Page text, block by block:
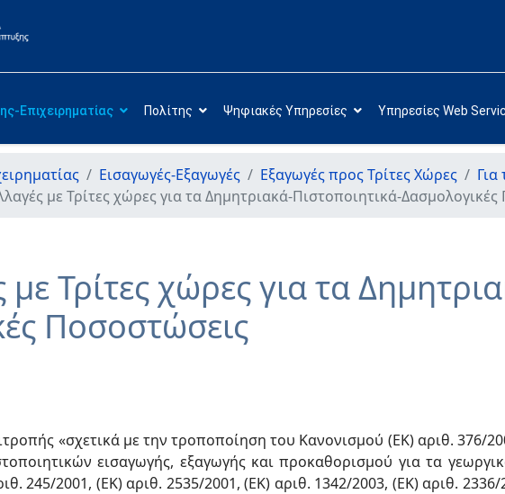
Επιχειρηματίας Πολίτης Ψηφιακές Υπηρεσίες Υπηρεσίες Web
Εισαγωγές-Εξαγωγές Εξαγωγές προς Τρίτες Χώρες
με Τρίτες χώρες για τα Δημητριακά-Πιστοποιητικά-
Τρίτες χώρες για τα
Ποσοστώσεις
«σχετικά με την τροποποίηση του Κανονισμού (ΕΚ) αριθ. 376/
εισαγωγής, εξαγωγής και προκαθορισμού για τα
245/2001, (ΕΚ) αριθ. 2535/2001, (ΕΚ) αριθ. 1342/2003, (ΕΚ) αριθ.